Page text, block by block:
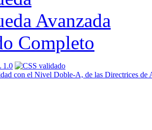
Avanzada
Completo